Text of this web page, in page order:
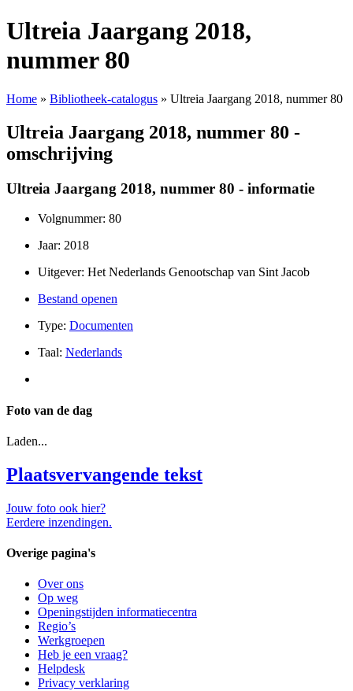
Ultreia Jaargang 2018,
nummer 80
Home » Bibliotheek-catalogus » Ultreia Jaargang 2018, nummer 80
Ultreia Jaargang 2018, nummer 80 -
omschrijving
Ultreia Jaargang 2018, nummer 80 - informatie
Volgnummer: 80
Jaar: 2018
Uitgever: Het Nederlands Genootschap van Sint Jacob
Bestand openen
Type: Documenten
Taal: Nederlands
Foto van de dag
Laden...
Plaatsvervangende tekst
Jouw foto ook hier?
Eerdere inzendingen.
Overige pagina's
Over ons
Op weg
Openingstijden informatiecentra
Regio’s
Werkgroepen
Heb je een vraag?
Helpdesk
Privacy verklaring